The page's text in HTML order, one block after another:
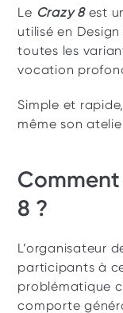
Le Crazy 8 est
utilisé en
toutes les
vocation
Simple et
même son
8 ?
L’organisateur
participants à
problématique
comporte